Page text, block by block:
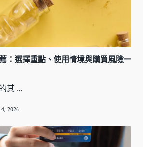
：選擇重點、使用情境與購買風險一
其 ...
4, 2026